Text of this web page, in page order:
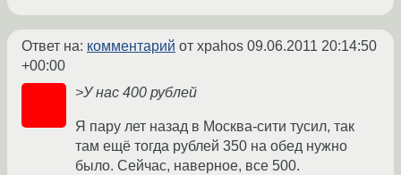
Ответ на: комментарий от xpahos 09.06.2011 20:14:50
+00:00
>У нас 400 рублей
Я пару лет назад в Москва-сити тусил, так
там ещё тогда рублей 350 на обед нужно
было. Сейчас, наверное, все 500.